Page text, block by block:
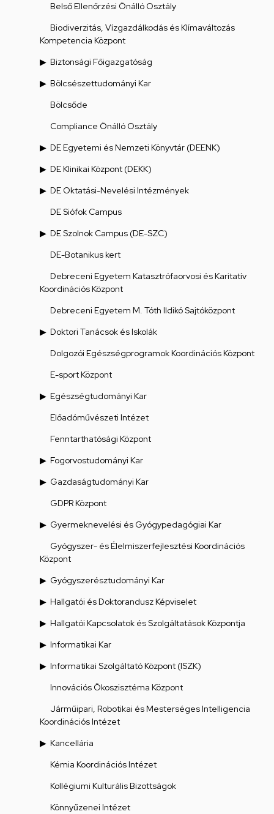
Belső Ellenőrzési Önálló Osztály
Biodiverzitás, Vízgazdálkodás és Klímaváltozás
Kompetencia Központ
Biztonsági Főigazgatóság
Bölcsészettudományi Kar
Bölcsőde
Compliance Önálló Osztály
DE Egyetemi és Nemzeti Könyvtár (DEENK)
DE Klinikai Központ (DEKK)
DE Oktatási-Nevelési Intézmények
DE Siófok Campus
DE Szolnok Campus (DE-SZC)
DE-Botanikus kert
Debreceni Egyetem Katasztrófaorvosi és Karitatív
Koordinációs Központ
Debreceni Egyetem M. Tóth Ildikó Sajtóközpont
Doktori Tanácsok és Iskolák
Dolgozói Egészségprogramok Koordinációs Központ
E-sport Központ
Egészségtudományi Kar
Előadóművészeti Intézet
Fenntarthatósági Központ
Fogorvostudományi Kar
Gazdaságtudományi Kar
GDPR Központ
Gyermeknevelési és Gyógypedagógiai Kar
Gyógyszer- és Élelmiszerfejlesztési Koordinációs
Központ
Gyógyszerésztudományi Kar
Hallgatói és Doktorandusz Képviselet
Hallgatói Kapcsolatok és Szolgáltatások Központja
Informatikai Kar
Informatikai Szolgáltató Központ (ISZK)
Innovációs Ökoszisztéma Központ
Járműipari, Robotikai és Mesterséges Intelligencia
Koordinációs Intézet
Kancellária
Kémia Koordinációs Intézet
Kollégiumi Kulturális Bizottságok
Könnyűzenei Intézet